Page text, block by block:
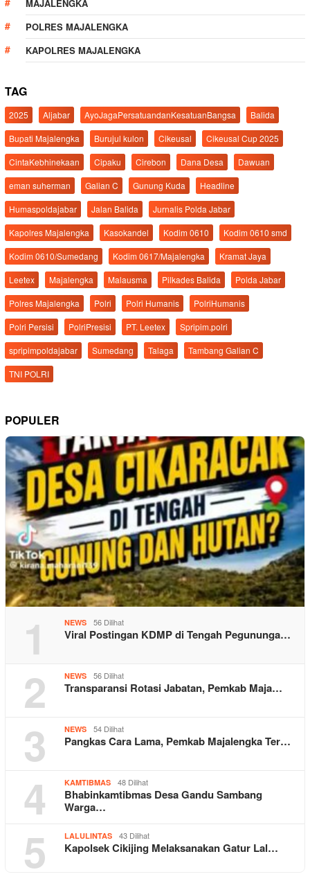
MAJALENGKA
POLRES MAJALENGKA
KAPOLRES MAJALENGKA
TAG
2025 Aljabar AyoJagaPersatuandanKesatuanBangsa
Balida
Bupati Majalengka
Burujul kulon Cikeusal
Cikeusal Cup 2025
CintaKebhinekaan
Cipaku Cirebon Dana Desa
Dawuan
eman suherman
Galian C Gunung Kuda
Headline
Humaspoldajabar
Jalan Balida
Jurnalis Polda Jabar
Kapolres Majalengka
Kasokandel Kodim 0610
Kodim 0610 smd
Kodim 0610/Sumedang
Kodim 0617/Majalengka
Kramat Jaya
Leetex
Majalengka Malausma Pilkades Balida
Polda Jabar
Polres Majalengka
Polri Polri Humanis
PolriHumanis
Polri Persisi
PolriPresisi PT. Leetex
Spripim.polri
spripimpoldajabar
Sumedang Talaga
Tambang Galian C
TNI POLRI
POPULER
1 NEWS 56 Dilihat
Viral Postingan KDMP di Tengah Pegununga…
2 NEWS 56 Dilihat
Transparansi Rotasi Jabatan, Pemkab Maja…
3 NEWS 54 Dilihat
Pangkas Cara Lama, Pemkab Majalengka Ter…
4 KAMTIBMAS 48 Dilihat
Bhabinkamtibmas Desa Gandu Sambang
Warga…
5 LALULINTAS 43 Dilihat
Kapolsek Cikijing Melaksanakan Gatur Lal…